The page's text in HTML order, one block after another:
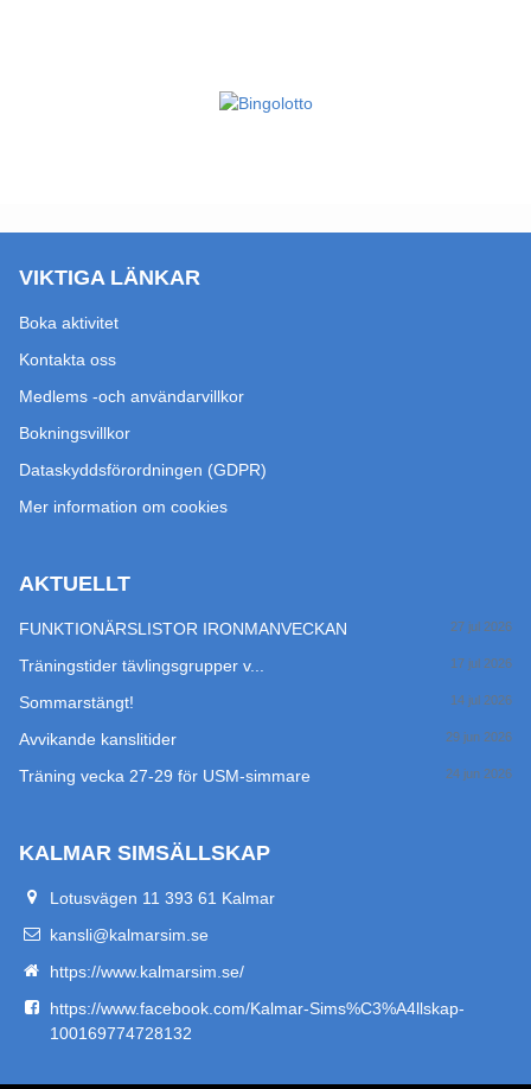
VIKTIGA LÄNKAR
Boka aktivitet
Kontakta oss
Medlems -och användarvillkor
Bokningsvillkor
Dataskyddsförordningen (GDPR)
Mer information om cookies
AKTUELLT
FUNKTIONÄRSLISTOR IRONMANVECKAN 27 jul 2026
Träningstider tävlingsgrupper v... 17 jul 2026
Sommarstängt! 14 jul 2026
Avvikande kanslitider 29 jun 2026
Träning vecka 27-29 för USM-simmare 24 jun 2026
KALMAR SIMSÄLLSKAP
Lotusvägen 11 393 61 Kalmar
kansli@kalmarsim.se
https://www.kalmarsim.se/
https://www.facebook.com/Kalmar-Sims%C3%A4llskap-
100169774728132